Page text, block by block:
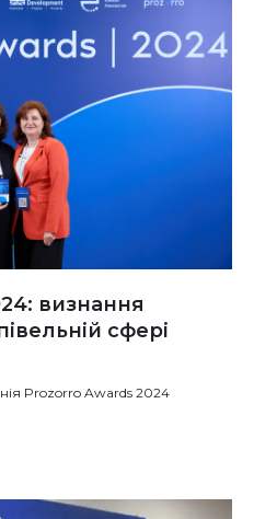
визнання
сфері
Prozorro Awards 2024